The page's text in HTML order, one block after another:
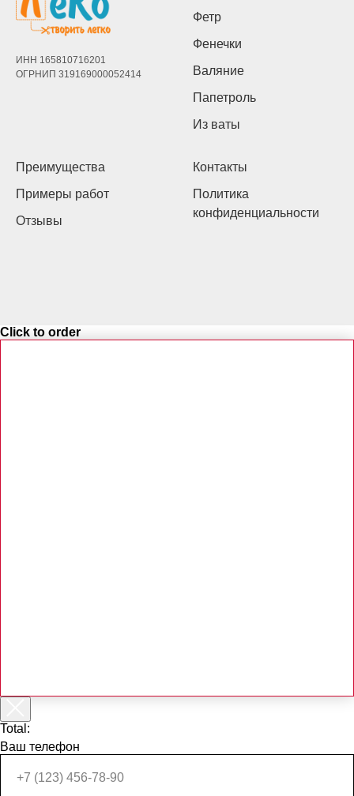
ИНН 165810716201
ОГРНИП 319169000052414
Фетр
Фенечки
Валяние
Папетроль
Из ваты
Преимущества
Примеры работ
Отзывы
Контакты
Политика
конфиденциальности
Click to order
Total:
Ваш телефон